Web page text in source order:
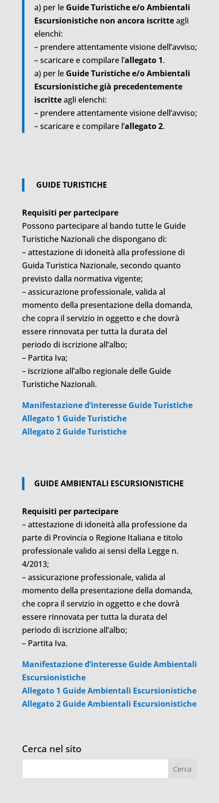
a) per le Guide Turistiche e/o Ambientali
Escursionistiche non ancora iscritteagli
elenchi:
– prendere attentamente visione dell’avviso;
– scaricare e compilare l’allegato 1.
a) per le Guide Turistiche e/o Ambientali
Escursionistiche già precedentemente
iscritteagli elenchi:
– prendere attentamente visione dell’avviso;
– scaricare e compilare l’allegato 2.
GUIDE TURISTICHE
Requisiti per partecipare
Possono partecipare al bando tutte le Guide
Turistiche Nazionali che dispongano di:
– attestazione di idoneità alla professione di
Guida Turistica Nazionale, secondo quanto
previsto dalla normativa vigente;
– assicurazione professionale, valida al
momento della presentazione della domanda,
che copra il servizio in oggetto e che dovrà
essere rinnovata per tutta la durata del
periodo di iscrizione all’albo;
– Partita Iva;
– iscrizione all’albo regionale delle Guide
Turistiche Nazionali.
Manifestazione d’interesse Guide Turistiche
Allegato 1 Guide Turistiche
Allegato 2 Guide Turistiche
GUIDE AMBIENTALI ESCURSIONISTICHE
Requisiti per partecipare
– attestazione di idoneità alla professione da
parte di Provincia o Regione Italiana e titolo
professionale valido ai sensi della Legge n.
4/2013;
– assicurazione professionale, valida al
momento della presentazione della domanda,
che copra il servizio in oggetto e che dovrà
essere rinnovata per tutta la durata del
periodo di iscrizione all’albo;
– Partita Iva.
Manifestazione d’interesse Guide Ambientali
Escursionistiche
Allegato 1 Guide Ambientali Escursionistiche
Allegato 2 Guide Ambientali Escursionistiche
Cerca nel sito